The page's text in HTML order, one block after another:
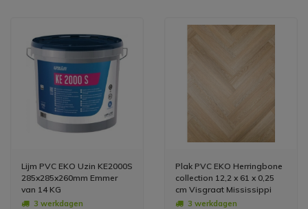
Lijm PVC EKO Uzin KE2000S
285x285x260mm Emmer
van 14 KG
3 werkdagen
Plak PVC EKO Herringbone
collection 12,2 x 61 x 0,25
cm Visgraat Mississippi
(Prijs Per M2)
3 werkdagen